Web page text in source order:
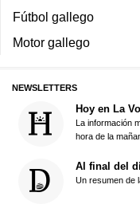
Fútbol gallego
Motor gallego
NEWSLETTERS
Hoy en La
La información
hora de la
Al final del
Un resumen de